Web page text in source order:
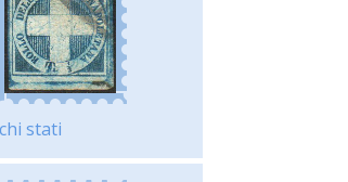
stati